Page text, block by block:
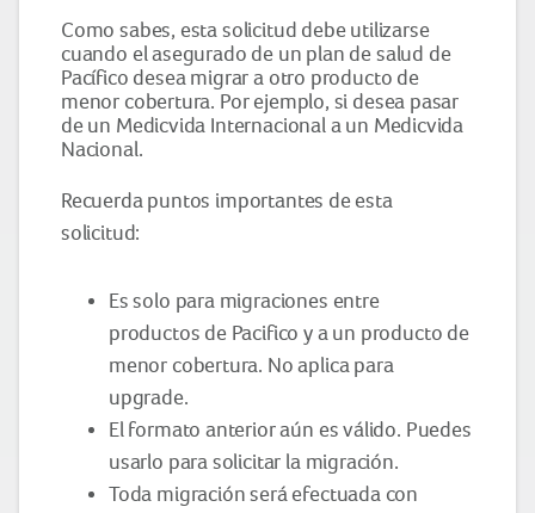
Como sabes, esta solicitud debe utilizarse
cuando el asegurado de un plan de salud de
Pacífico desea migrar a otro producto de
menor cobertura. Por ejemplo, si desea pasar
de un Medicvida Internacional a un Medicvida
Nacional.
Recuerda puntos importantes de esta
solicitud:
Es solo para migraciones entre
productos de Pacifico y a un producto de
menor cobertura. No aplica para
upgrade.
El formato anterior aún es válido. Puedes
usarlo para solicitar la migración.
Toda migración será efectuada con